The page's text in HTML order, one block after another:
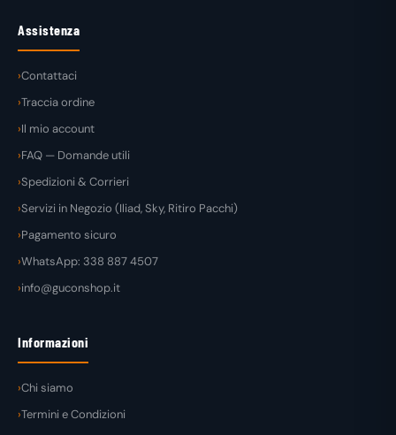
Assistenza
Contattaci
Traccia ordine
Il mio account
FAQ — Domande utili
Spedizioni & Corrieri
Servizi in Negozio (Iliad, Sky, Ritiro Pacchi)
Pagamento sicuro
WhatsApp: 338 887 4507
info@guconshop.it
Informazioni
Chi siamo
Termini e Condizioni